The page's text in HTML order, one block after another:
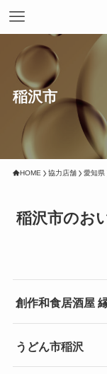
稲沢市
HOME 協力店舗 愛知県
稲沢市のお
創作和食居酒屋
うどん市稲沢